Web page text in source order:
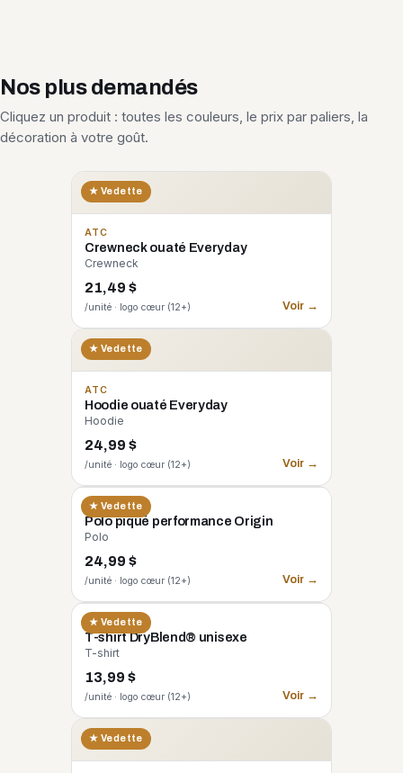
Nos plus demandés
Cliquez un produit : toutes les couleurs, le prix par paliers, la
décoration à votre goût.
★ Vedette
ATC
Crewneck ouaté Everyday
Crewneck
21,49 $
/unité · logo cœur (12+) Voir →
★ Vedette
ATC
Hoodie ouaté Everyday
Hoodie
24,99 $
/unité · logo cœur (12+) Voir →
★ Vedette
CORE 365
Polo piqué performance Origin
Polo
24,99 $
/unité · logo cœur (12+) Voir →
★ Vedette
GILDAN
T-shirt DryBlend® unisexe
T-shirt
13,99 $
/unité · logo cœur (12+) Voir →
★ Vedette